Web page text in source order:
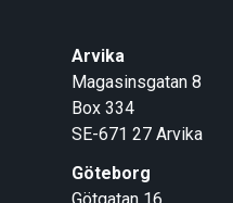
Arvika
Magasinsgatan 8
Box 334
SE-671 27 Arvika
Göteborg